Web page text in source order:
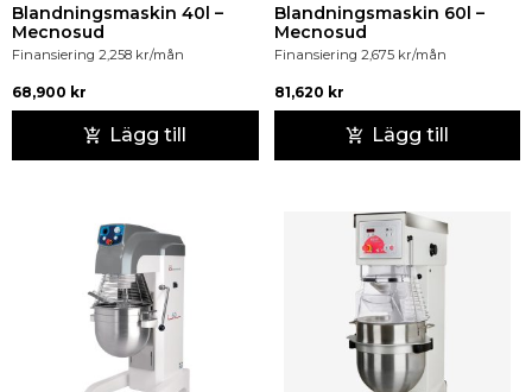
Blandningsmaskin 40l –
Mecnosud
Finansiering 2,258 kr/mån
68,900 kr
Lägg till
Blandningsmaskin 60l –
Mecnosud
Finansiering 2,675 kr/mån
81,620 kr
Lägg till